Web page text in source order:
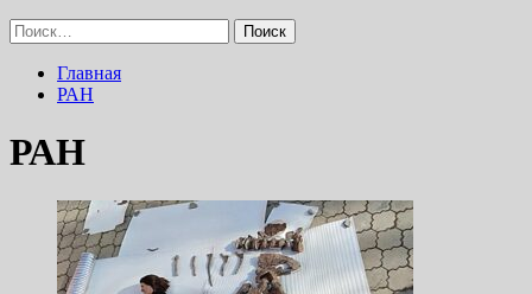
Найти:
Главная
РАН
РАН